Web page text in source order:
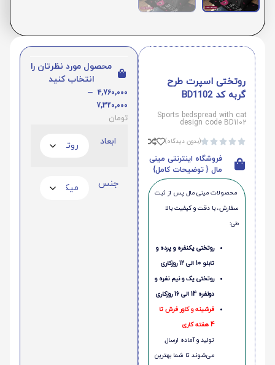
روتختی اسپرت طرح
گربه کد BD1102
Sports bedspread with cat
design code BD1102




(بدون دیدگاه)
فروشگاه اینترنتی مینی
مال { توضیحات کامل}
محصولات مینی‌ مال پس از ثبت
سفارش، با دقت و کیفیت بالا
طی:
روتختی یکنفره و پرده و
تابلو 10 الی 12 روزکاری
روتختی یک و نیم نفره و
دونفره 14 الی 16 روزکاری
فرشینه و کاور فرش تا
4 هفته کاری
تولید و آماده ارسال
می‌شوند تا شما بهترین
محصول مورد نظرتان را
انتخاب کنید
4,760,000
–
7,320,000
تومان
ابعاد
جنس